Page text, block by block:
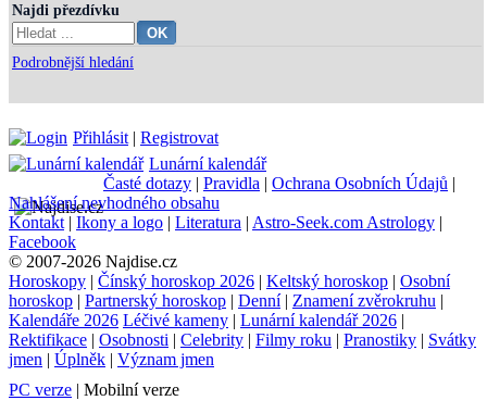
Najdi přezdívku
Podrobnější hledání
Přihlásit| Registrovat
Lunární kalendář
Časté dotazy | Pravidla | Ochrana Osobních Údajů |
Nahlášení nevhodného obsahu
Kontakt| Ikony a logo | Literatura | Astro-Seek.com Astrology |
Facebook
© 2007-2026 Najdise.cz
Horoskopy | Čínský horoskop 2026 | Keltský horoskop | Osobní
horoskop | Partnerský horoskop | Denní| Znamení zvěrokruhu |
Kalendáře 2026 Léčivé kameny | Lunární kalendář 2026 |
Rektifikace | Osobnosti | Celebrity | Filmy roku | Pranostiky | Svátky
jmen | Úplněk | Význam jmen
PC verze | Mobilní verze